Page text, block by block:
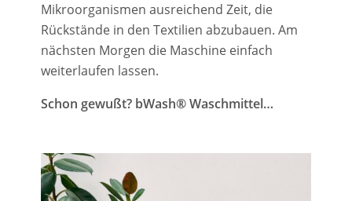
Mikroorganismen ausreichend Zeit, die
Rückstände in den Textilien abzubauen. Am
nächsten Morgen die Maschine einfach
weiterlaufen lassen.
Schon gewußt? bWash® Waschmittel…